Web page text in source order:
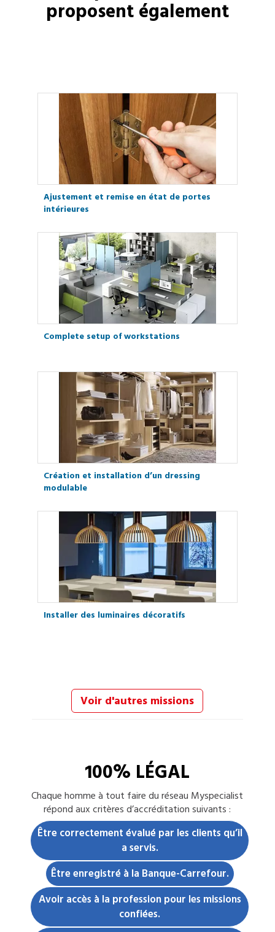
proposent également
Ajustement et remise en état de portes
intérieures
Complete setup of workstations
Création et installation d’un dressing
modulable
Installer des luminaires décoratifs
Voir d'autres missions
100% LÉGAL
Chaquehomme à tout fairedu réseau Myspecialist
répond aux critères d’accréditation suivants :
Être correctement évalué par les clients qu’il
a servis.
Être enregistré à la Banque-Carrefour.
Avoir accès à la profession pour les missions
confiées.